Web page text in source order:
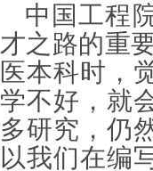
中国工程
才之路的重
医本科时，
学不好，就
多研究，仍
以我们在编